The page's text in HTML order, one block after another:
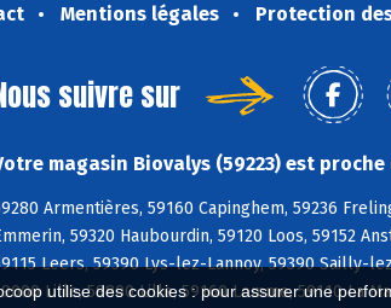
utilise des cookies : pour assurer une
Mentions légales Protection
suivre sur
magasin Biovalys (59223) est proche
Armentières, 59160 Capinghem, 59236
59320 Haubourdin, 59120 Loos, 59152
Leers, 59390 Lys-lez-Lannoy, 59390 Sailly-
Lille, 59800 Lille, 59160 Lomme, 59110 La